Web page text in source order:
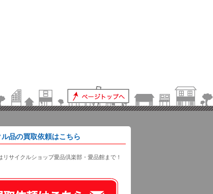
ル品の買取依頼はこちら
リサイクルショップ愛品倶楽部・愛品館まで！